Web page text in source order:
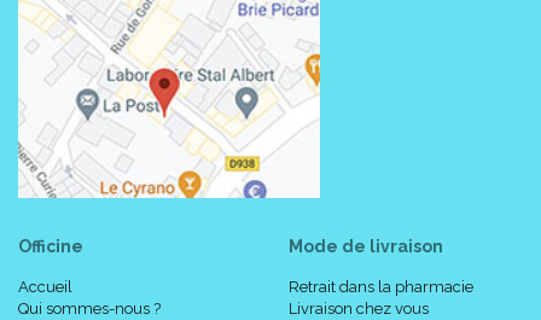
Officine
Accueil
Qui sommes-nous ?
Mode de livraison
Retrait dans la pharmacie
Livraison chez vous